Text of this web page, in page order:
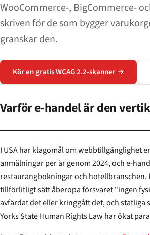
WooCommerce-, BigCommerce-
skriven för de som bygger
granskar den.
Kör en gratis WCAG 2.2-skanner →
Varför e-handel är den
I USA har klagomål om webbtillgänglighet enligt
anmälningar per år genom 2024, och e-
restaurangbokningar och hotellbranschen.
tillförlitligt sätt åberopa försvaret "ingen fysisk
avfärdat det eller kringgått det, och statliga stämningar enligt
Yorks State Human Rights Law har ökat